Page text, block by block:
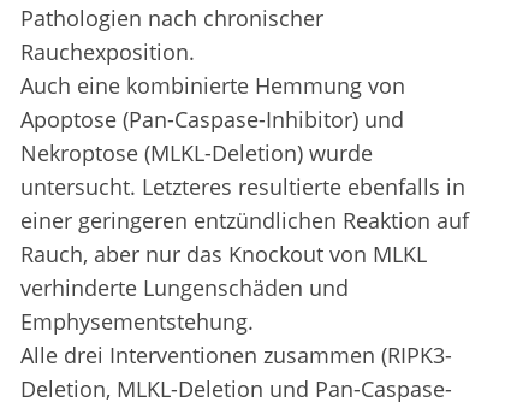
Pathologien nach chronischer
Rauchexposition.
Auch eine kombinierte Hemmung von
Apoptose (Pan-Caspase-Inhibitor) und
Nekroptose (MLKL-Deletion) wurde
untersucht. Letzteres resultierte ebenfalls in
einer geringeren entzündlichen Reaktion auf
Rauch, aber nur das Knockout von MLKL
verhinderte Lungenschäden und
Emphysementstehung.
Alle drei Interventionen zusammen (RIPK3-
Deletion, MLKL-Deletion und Pan-Caspase-